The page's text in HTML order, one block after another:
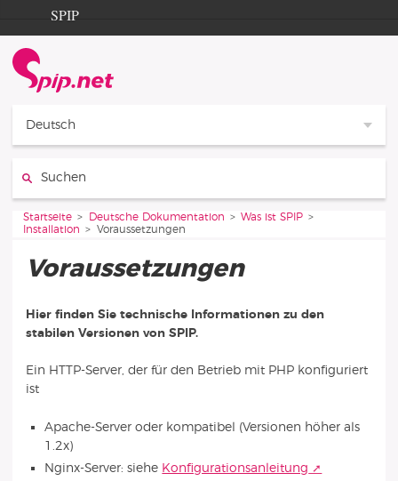
Aller au contenu
Aller à la navigation
SPIP
Documentation
Contribution
Deutsch
Vous êtes ici :
Startseite Deutsche Dokumentation
Was ist SPIP
Installation
Voraussetzungen
Voraussetzungen
Hier finden Sie technische Informationen zu den
stabilen Versionen von SPIP.
Ein HTTP-Server, der für den Betrieb mit PHP konfiguriert
ist
Apache-Server oder kompatibel (Versionen höher als
1.2x)
Nginx-Server: siehe Konfigurationsanleitung